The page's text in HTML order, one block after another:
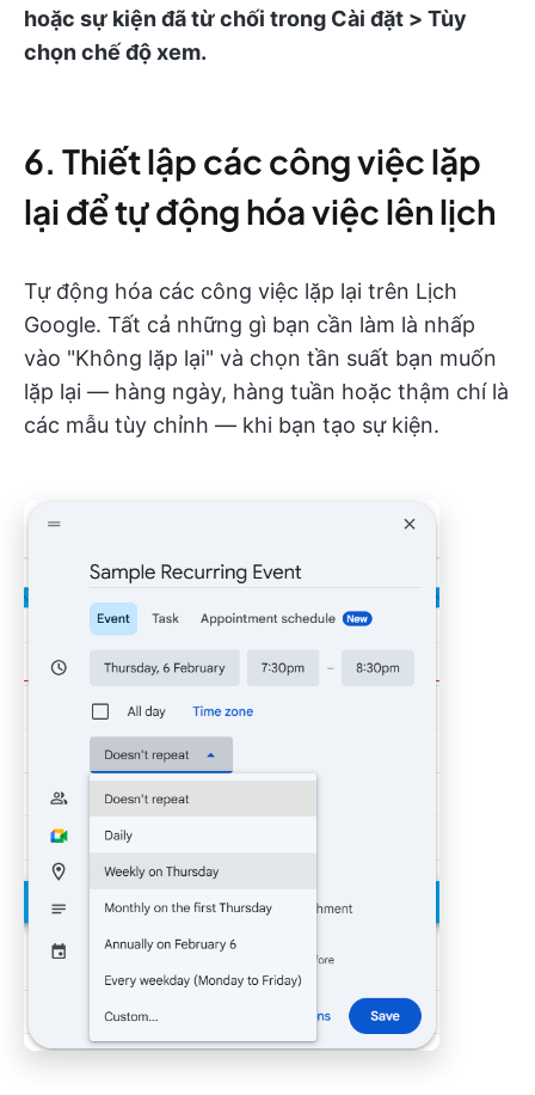
hoặc sự kiện đã từ chối trong Cài đặt > Tùy
chọn chế độ xem.
6. Thiết lập các công việc lặp
lại để tự động hóa việc lên lịch
Tự động hóa các công việc lặp lại trên Lịch
Google. Tất cả những gì bạn cần làm là nhấp
vào "Không lặp lại" và chọn tần suất bạn muốn
lặp lại — hàng ngày, hàng tuần hoặc thậm chí là
các mẫu tùy chỉnh — khi bạn tạo sự kiện.